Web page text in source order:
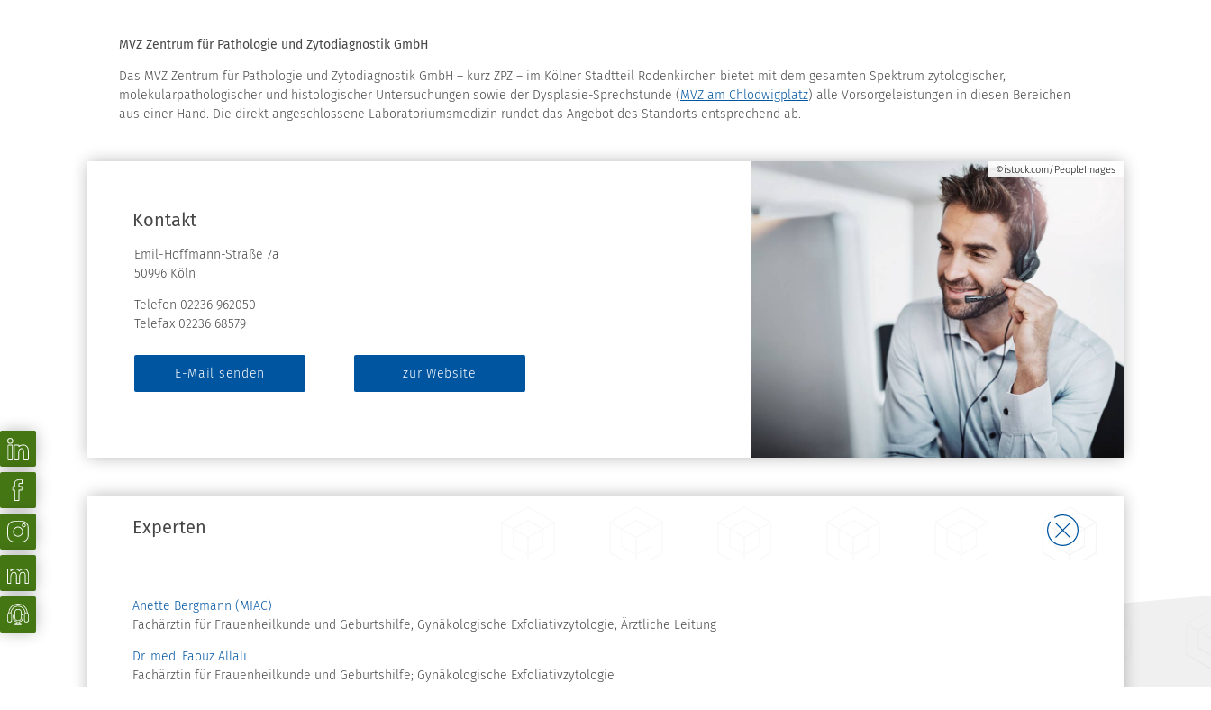
MVZ Zentrum für Pathologie und Zytodiagnostik GmbH
Das MVZ Zentrum für Pathologie und Zytodiagnostik GmbH – kurz ZPZ – im Kölner Stadtteil Rodenkirchen bietet mit dem gesamten Spektrum zytologischer,
molekularpathologischer und histologischer Untersuchungen sowie der Dysplasie-Sprechstunde (MVZ am Chlodwigplatz) alle Vorsorgeleistungen in diesen Bereichen
aus einer Hand. Die direkt angeschlossene Laboratoriumsmedizin rundet das Angebot des Standorts entsprechend ab.
Kontakt
Emil-Hoffmann-Straße 7a
50996 Köln
Telefon 02236 962050
Telefax 02236 68579
E-Mail senden zur Website
©istock.com/PeopleImages
Experten
Anette Bergmann (MIAC)
Fachärztin für Frauenheilkunde und Geburtshilfe; Gynäkologische Exfoliativzytologie; Ärztliche Leitung
Dr. med. Faouz Allali
Fachärztin für Frauenheilkunde und Geburtshilfe; Gynäkologische Exfoliativzytologie